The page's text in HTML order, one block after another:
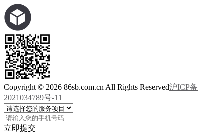
Copyright © 2026 86sb.com.cn All Rights Reserved沪ICP备
2021034789号-11
立即提交